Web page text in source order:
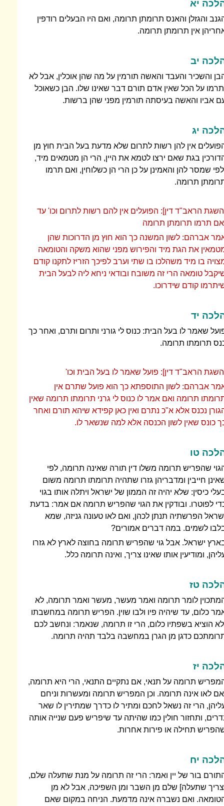
יא
והגזלן והאנס תרומתן תרומה, ואם היו הבעלים רודפין
אין תרומתן תרומה.
יב
והשכיר והעבד והאשה תורמין על מה שהן אוכלין, אבל לא
על הכל שאין אדם תורם דבר שאינו שלו. הבן כשאוכל
אביו והאשה בעיסתה תורמין מפני שהן ברשות.
יג
אין להן רשות לתרום שלא מדעת בעל הבית חוץ מן
בגת שאם ירצו לטמא את היין, הרי הן מטמאים מיד,
שמסר להן והאמינן על כן הרי הן כשלוחין, ואם תרמו
תרומה.
הראב"ד דין]: הפועלים אין להם רשות לתרום וכו' עד
תרמו תרומתן תרומה
אברהם: לשון המשנה כך הוא חוץ מן הדרוכות שהן
את הגת מיד והפירוש מפני שהוא משקה והטומאה
בו מיד משהלכו בו שתי וערב לפיכך הזריז לתקנו קודם
טומאה הרי זה משובח ובודאי ניחא ליה לבעל הבית
קודם שידרוכו.
יד
שאמר לו בעל הבית: כנוס לי גורני ותרום ותרם, ואחר כך
תרומתו תרומה.
הראב"ד דין]: פועל שאמר לו בעל הבית וכו'
אברהם: לשון התוספתא כך הוא פועל שתרם אין
תרומה ואם אמר לו כנוס לי גרני תרומתו תרומה שאין
נכנס אלא א"כ נתרם ואין כאן קפידא שיהא תורם ואחר
כונס שאין לשון הכנסה אלא למה שנשאר לו.
טו
שהפריש תרומה משלו דין תורה שאינה תרומה, לפי
חייבין ומדבריהן גזרו שתהיה תרומתו תרומה משום
כיסין: שלא יהיה זה הממון של ישראל ויתלה אותו בגוי
לפוטרו. ובודקין את הגוי שהפריש תרומה אם אמר: בדעת
הפרשתיה תנתן לכהן, ואם לאו טעונה גניזה, שמא
לשמים. במה דברים אמורים?
ישראל. אבל גוי שהפריש תרומה בחוצה לארץ לא גזרו
ומודיעין אותו שאינו צריך, ואינה תרומה כלל.
טז
לומר תרומה ואמר מעשר, מעשר ואמר תרומה, לא
כלום, עד שיהיה פיו ולבו שוין. הפריש תרומה במחשבתו
הוציא בשפתיו כלום, הרי זו תרומה, שנאמר: ונחשב לכם
כדגן מן הגרן במחשבה בלבד תהיה תרומה.
יז
תרומה על תנאי, אם נתקיים התנאי, הרי היא תרומה,
לאו אינה תרומה. וכן המפריש תרומה ומעשרות וניחם
הרי זה נשאל לחכם ומתיר לו כדרך שמתירין לו שאר
ותחזור חולין כמו שהיתה עד שיפריש פעם שנייה אותה
תחילה או פירות אחרות.
יח
בור של יין ואמר: הרי זה תרומה על מנת שתעלה שלם,
שתעלה] שלם מן השבר ומן השפיכה, אבל לא מן
ואם נשברה אינה מדמעת. הניחה במקום שאם